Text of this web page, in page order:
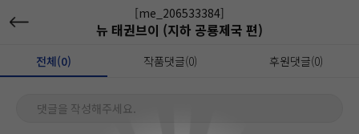
[me_206533384]
뉴 태권브이 (지하 공룡제국 편)
전체(0) 작품댓글(0) 후원댓글(0)
댓글을 작성해주세요.